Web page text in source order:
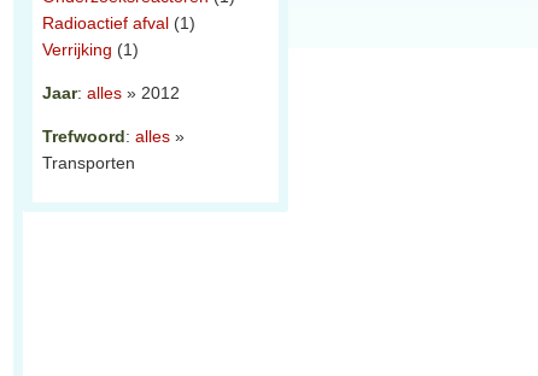
Radioactief afval (1)
Verrijking (1)
Jaar: alles » 2012
Trefwoord: alles »
Transporten